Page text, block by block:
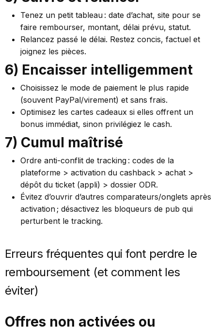
Tenez un petit tableau : date d’achat, site pour se
faire rembourser, montant, délai prévu, statut.
Relancez passé le délai. Restez concis, factuel et
joignez les pièces.
6) Encaisser intelligemment
Choisissez le mode de paiement le plus rapide
(souvent PayPal/virement) et sans frais.
Optimisez les cartes cadeaux si elles offrent un
bonus immédiat, sinon privilégiez le cash.
7) Cumul maîtrisé
Ordre anti-conflit de tracking : codes de la
plateforme > activation du cashback > achat >
dépôt du ticket (appli) > dossier ODR.
Évitez d’ouvrir d’autres comparateurs/onglets après
activation ; désactivez les bloqueurs de pub qui
perturbent le tracking.
Erreurs fréquentes qui font perdre le
remboursement (et comment les
éviter)
Offres non activées ou